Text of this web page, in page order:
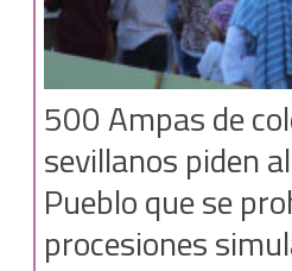
500 Ampas de
sevillanos piden
Pueblo que se
procesiones